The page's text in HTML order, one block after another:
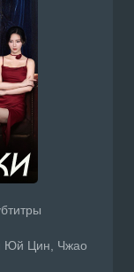
Юй Цин, Чжао